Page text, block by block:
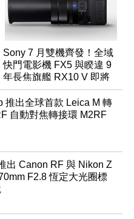
Sony 7 月雙機齊發！全域
快門電影機 FX5 與睽違 9
年長焦旗艦 RX10 V 即將
登場
推出全球首款 Leica M 轉
自動對焦轉接環 M2RF
出 Canon RF 與 Nikon Z
F2.8 恆定大光圈標